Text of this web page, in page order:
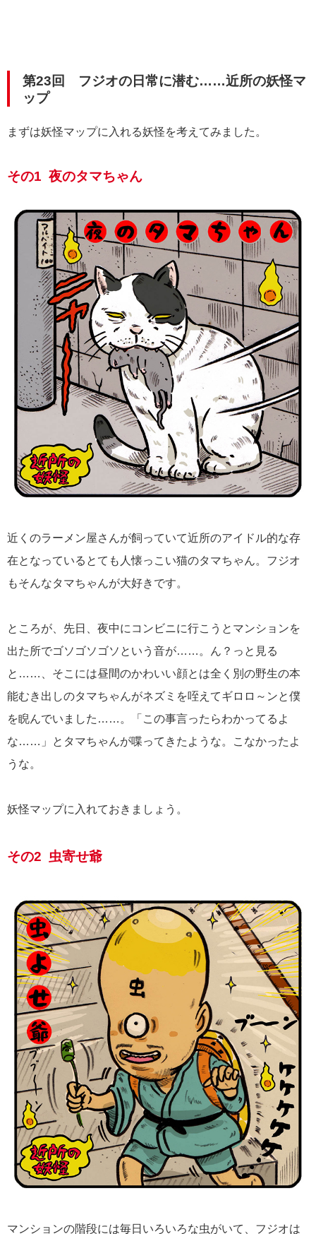
第23回 フジオの日常に潜む……近所の妖怪マ
ップ
まずは妖怪マップに入れる妖怪を考えてみました。
その1 夜のタマちゃん
近くのラーメン屋さんが飼っていて近所のアイドル的な存
在となっているとても人懐っこい猫のタマちゃん。フジオ
もそんなタマちゃんが大好きです。
ところが、先日、夜中にコンビニに行こうとマンションを
出た所でゴソゴソゴソという音が……。ん？っと見る
と……、そこには昼間のかわいい顔とは全く別の野生の本
能むき出しのタマちゃんがネズミを咥えてギロロ～ンと僕
を睨んでいました……。「この事言ったらわかってるよ
な……」とタマちゃんが喋ってきたような。こなかったよ
うな。
妖怪マップに入れておきましょう。
その2 虫寄せ爺
マンションの階段には毎日いろいろな虫がいて、フジオは